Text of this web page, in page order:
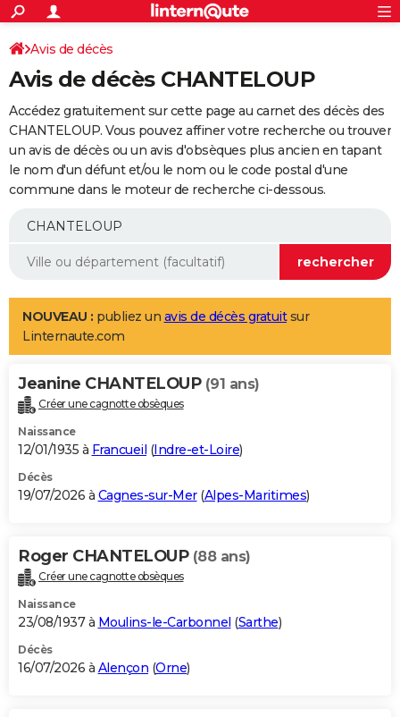
ACTUALITÉS
Politique
Société
Faits Divers
Education
Monde
Villes
+
SPORT
Coupe du monde 2026
Football
Tennis
Cyclisme
Rugby
Forum
Programme TV
TNT
Streaming
Cinéma
Sorties cinéma
Musique
+
FINANCE
Impôts
Immobilier
Risques naturels par ville
Banque
Assurance
Crédit
AUTO
Essais
Réserver un essai
Citadines
Berlines
SUV
Forum auto
+
Mobiles
Meilleur smartphone
Internet
Ordinateurs
Jeux vidéo
Guide high-tech
Aménagement intérieur
LIFESTYLE
Art de vivre
Bien-être
Loisirs
Mode
Modes de vie
Alimentation
Guide de la santé
Maladies
Médicaments
Sommeil
VOYAGE
Destinations
City break
Voyage nature
Voyage de noces
Forum
Climat
+PHOTO
GUIDES D'ACHAT
BONS PLANS
Carte de Noël
Carte Bonne année
Carte Saint-Valentin
Carte Pâques
Carte d'anniversaire
DICTIONNAIRE
Dictionnaire
Biographies
Citations
Expressions
Proverbes
PROGRAMME TV
S'inscrire
Se connecter
Lycées
Collèges
Primaires
Universités
Entreprises
Service militaire
Avis de recherche
AVIS DE DÉCÈS
Avis de décès
Avis de décès CHANTELOUP
Accédez gratuitement sur cette page au carnet des décès des
CHANTELOUP. Vous pouvez affiner votre recherche ou trouver
un avis de décès ou un avis d'obsèques plus ancien en tapant
le nom d'un défunt et/ou le nom ou le code postal d'une
commune dans le moteur de recherche ci-dessous.
NOUVEAU : publiez un avis de décès gratuitsur
Linternaute.com
Jeanine CHANTELOUP (91 ans)
Créer une cagnotte obsèques
Naissance
12/01/1935 à Francueil (Indre-et-Loire)
Décès
19/07/2026 à Cagnes-sur-Mer(Alpes-Maritimes)
Roger CHANTELOUP (88 ans)
Créer une cagnotte obsèques
Naissance
23/08/1937 à Moulins-le-Carbonnel (Sarthe)
Décès
16/07/2026 à Alençon (Orne)